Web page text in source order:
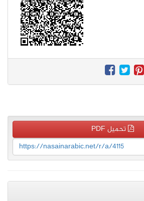
تحميل PDF
https://nasainarabic.net/r/a/4115